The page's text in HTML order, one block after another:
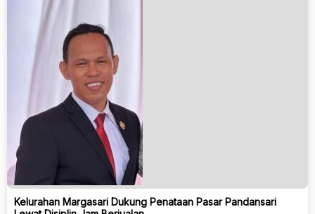
Kelurahan Margasari Dukung Penataan Pasar Pandansari